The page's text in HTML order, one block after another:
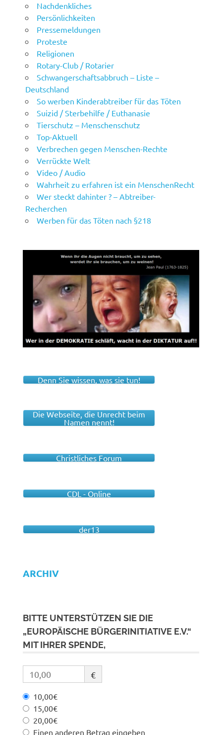
Nachdenkliches
Persönlichkeiten
Pressemeldungen
Proteste
Religionen
Rotary-Club / Rotarier
Schwangerschaftsabbruch – Liste –
Deutschland
So werben Kinderabtreiber für das Töten
Suizid / Sterbehilfe / Euthanasie
Tierschutz – Menschenschutz
Top-Aktuell
Verbrechen gegen Menschen-Rechte
Verrückte Welt
Video / Audio
Wahrheit zu erfahren ist ein MenschenRecht
Wer steckt dahinter ? – Abtreiber-
Recherchen
Werben für das Töten nach §218
Denn Sie wissen, was sie tun!
Die Webseite, die Unrecht beim
Namen nennt!
Christliches Forum
CDL - Online
der13
ARCHIV
BITTE UNTERSTÜTZEN SIE DIE
„EUROPÄISCHE BÜRGERINITIATIVE E.V.“
MIT IHRER SPENDE,
€
10,00€
15,00€
20,00€
Einen anderen Betrag eingeben